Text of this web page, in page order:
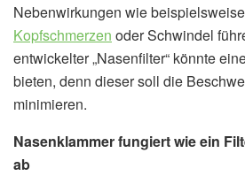
Nebenwirkungen wie
Kopfschmerzen oder Schwindel
entwickelter „Nasenfilter“ könnte
bieten, denn dieser soll die
minimieren.
Nasenklammer fungiert wie ein
ab